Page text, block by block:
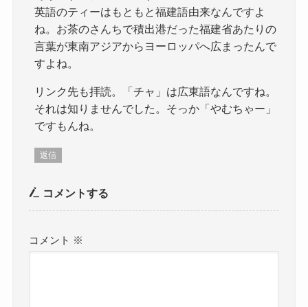
英語のティーはもともと福建語由来なんですよ
ね。お茶のさんちで積出港だった福建省あたりの
言葉が東南アジアからヨーロッパへ広まったんで
すよね。
リンク先も拝読。「チャ」は広東語なんですね。
それは知りませんでした。そっか「やむちゃー」
ですもんね。
返信
コメントする
コメント ※